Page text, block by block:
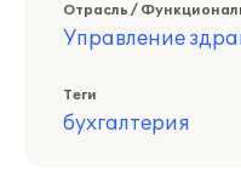
Отрасль /
Управление
Теги
бухгалтерия